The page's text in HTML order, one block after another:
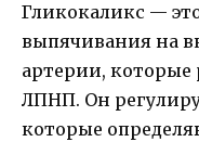
Гликокаликс —
выпячивания на
артерии, которые
ЛПНП. Он
которые